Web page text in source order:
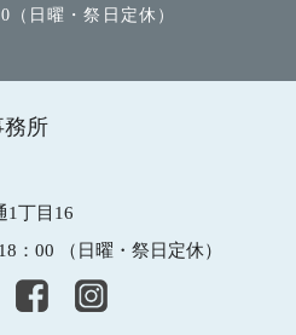
日曜・祭日定休）
所
1丁目16
：00 （日曜・祭日定休）
所